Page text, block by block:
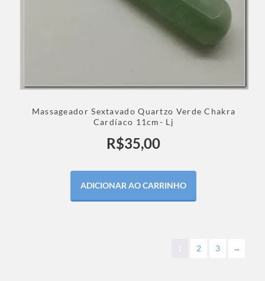
Massageador Sextavado Quartzo Verde Chakra
Cardíaco 11cm- Lj
R$35,00
ADICIONAR AO CARRINHO
1 2 3 →